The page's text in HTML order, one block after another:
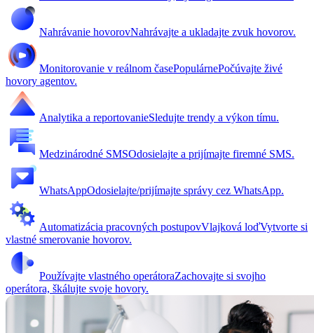
Nahrávanie hovorovNahrávajte a ukladajte zvuk hovorov.
Monitorovanie v reálnom časePopulárnePočúvajte živé
hovory agentov.
Analytika a reportovanieSledujte trendy a výkon tímu.
Medzinárodné SMSOdosielajte a prijímajte firemné SMS.
WhatsAppOdosielajte/prijímajte správy cez WhatsApp.
Automatizácia pracovných postupovVlajková loďVytvorte si
vlastné smerovanie hovorov.
Používajte vlastného operátoraZachovajte si svojho
operátora, škálujte svoje hovory.